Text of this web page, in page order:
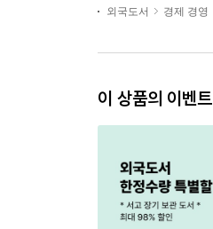
외국도서 경제 경영
이 상품의 이벤트